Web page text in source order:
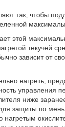
так, чтобы
этой
текучей
зависит от
нагреть,
управления
ниже
защиты по
нагретым